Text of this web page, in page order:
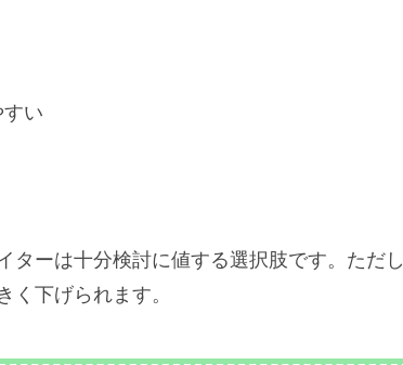
い
ターは十分検討に値する選択肢です。ただし
く下げられます。